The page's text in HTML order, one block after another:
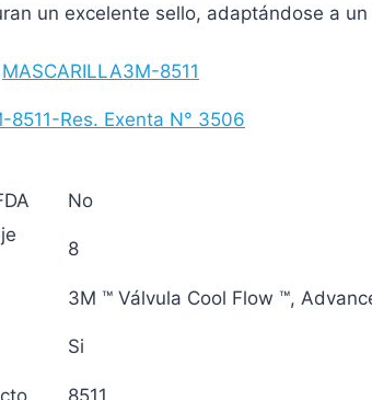
un excelente sello, adaptándose a
MASCARILLA3M-8511
8511-Res. Exenta N° 3506
No
8
3M ™ Válvula Cool Flow ™,
Si
8511